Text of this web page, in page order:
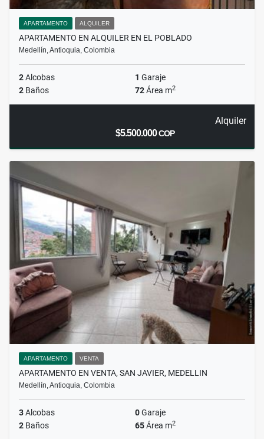
APARTAMENTO ALQUILER
APARTAMENTO EN ALQUILER EN EL POBLADO
Medellín, Antioquia, Colombia
2Alcobas 1 Garaje
2 Baños 72Área m2
Alquiler
$5.500.000COP
APARTAMENTO VENTA
APARTAMENTO EN VENTA, SAN JAVIER, MEDELLIN
Medellín, Antioquia, Colombia
3Alcobas 0Garaje
2 Baños 65Área m2